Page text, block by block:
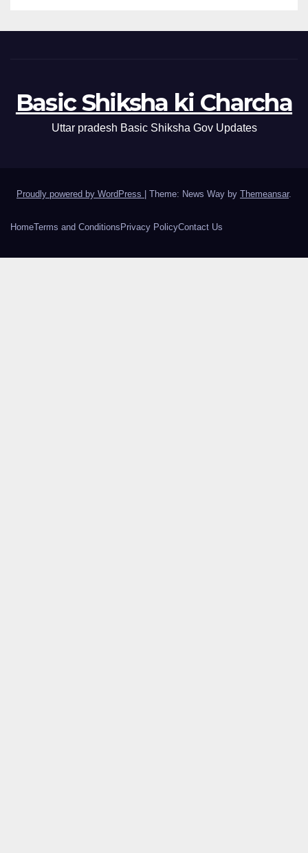
Basic Shiksha ki Charcha
Uttar pradesh Basic Shiksha Gov Updates
Proudly powered by WordPress | Theme: News Way by Themeansar.
HomeTerms and Conditions Privacy PolicyContact Us